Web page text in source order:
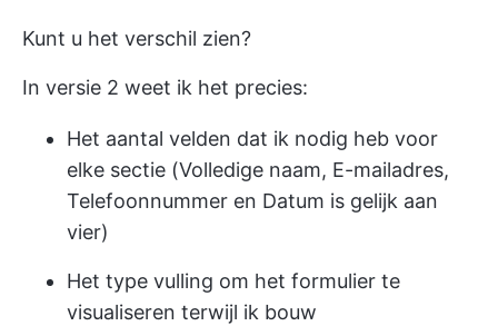
Kunt u het verschil zien?
In versie 2 weet ik het precies:
Het aantal velden dat ik nodig heb voor
elke sectie (Volledige naam, E-mailadres,
Telefoonnummer en Datum is gelijk aan
vier)
Het type vulling om het formulier te
visualiseren terwijl ik bouw